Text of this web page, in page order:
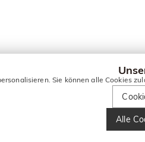
Sie können alle Cookies
Alle